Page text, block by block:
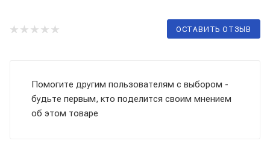
ОСТАВИТЬ ОТЗЫВ
Помогите другим пользователям с выбором -
будьте первым, кто поделится своим мнением
об этом товаре